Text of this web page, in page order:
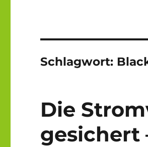
Schlagwort:
Die
gesichert